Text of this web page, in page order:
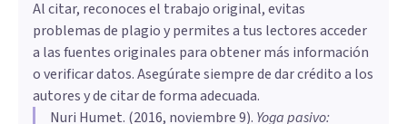
Al citar, reconoces el trabajo original, evitas
problemas de plagio y permites a tus lectores acceder
a las fuentes originales para obtener más información
o verificar datos. Asegúrate siempre de dar crédito a los
autores y de citar de forma adecuada.
Nuri Humet. (2016, noviembre 9). ​Yoga pasivo: